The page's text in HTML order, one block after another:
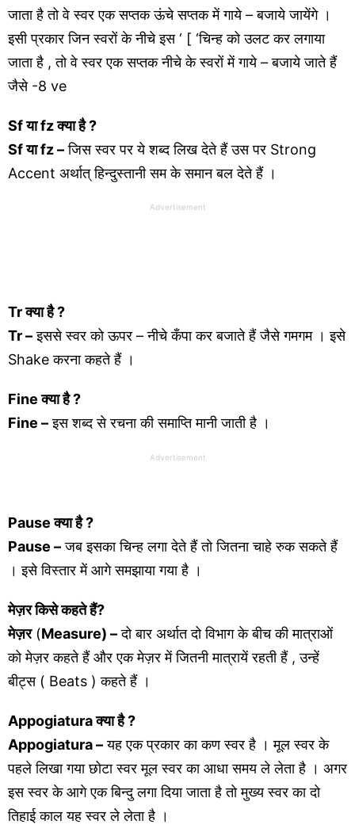
जाता है तो वे स्वर एक सप्तक ऊंचे सप्तक में गाये – बजाये जायेंगे ।
इसी प्रकार जिन स्वरों के नीचे इस ‘ [ ‘चिन्ह को उलट कर लगाया
जाता है , तो वे स्वर एक सप्तक नीचे के स्वरों में गाये – बजाये जाते हैं
जैसे -8 ve
Sf या fzक्या है ?
Sf या fz –जिस स्वर पर ये शब्द लिख देते हैं उस पर Strong
Accent अर्थात् हिन्दुस्तानी सम के समान बल देते हैं ।
Advertisement
Trक्या है ?
Tr –इससे स्वर को ऊपर – नीचे कँपा कर बजाते हैं जैसे गमगम । इसे
Shake करना कहते हैं ।
Fineक्या है ?
Fine –इस शब्द से रचना की समाप्ति मानी जाती है ।
Advertisement
Pauseक्या है ?
Pause –जब इसका चिन्ह लगा देते हैं तो जितना चाहे रुक सकते हैं
। इसे विस्तार में आगे समझाया गया है ।
मेज़रकिसे कहते हैं?
मेज़र(Measure) –दो बार अर्थात दो विभाग के बीच की मात्राओं
को मेज़र कहते हैं और एक मेज़र में जितनी मात्रायें रहती हैं , उन्हें
बीट्स ( Beats ) कहते हैं ।
Appogiaturaक्या है ?
Appogiatura –यह एक प्रकार का कण स्वर है । मूल स्वर के
पहले लिखा गया छोटा स्वर मूल स्वर का आधा समय ले लेता है । अगर
इस स्वर के आगे एक बिन्दु लगा दिया जाता है तो मुख्य स्वर का दो
तिहाई काल यह स्वर ले लेता है ।